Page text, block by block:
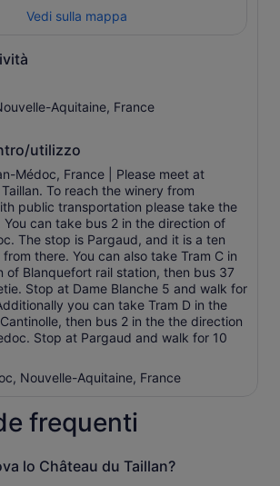
Vedi sulla mappa
Aquitaine, France
utilizzo
Médoc, France | Please meet at
To reach the winery from
public transportation please take the
You can take bus 2 in the direction of
The stop is Pargaud, and it is a ten
there. You can also take Tram C in
of Blanquefort rail station, then bus 37
Stop at Dame Blanche 5 and walk for
you can take Tram D in the
then bus 2 in the the direction
Stop at Pargaud and walk for 10
Nouvelle-Aquitaine, France
frequenti
lo Château du Taillan?